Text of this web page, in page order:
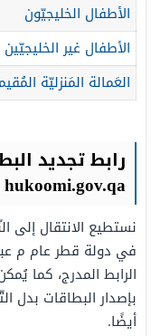
الأطفال الخليجيّون
الأطفال غير الخليجيّين
العَمالة المَنزليّة
رابط تجديد
hukoomi.gov.qa
نستطيع الانتقال إلى
في دولة قطر عام م
الرابط المدرج، كما
بإصدار البطاقات بدل
أيضًا.